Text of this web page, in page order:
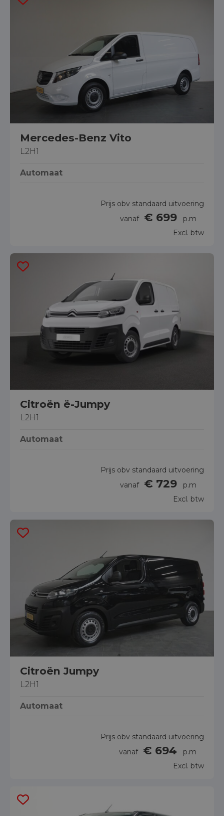
Mercedes-Benz Vito
L2H1
Automaat
Prijs obv standaard uitvoering
vanaf € 699
p.m
Excl. btw
Citroën ë-Jumpy
L2H1
Automaat
Prijs obv standaard uitvoering
vanaf € 729
p.m
Excl. btw
Citroën Jumpy
L2H1
Automaat
Prijs obv standaard uitvoering
vanaf € 694
p.m
Excl. btw